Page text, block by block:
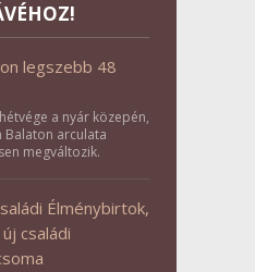
legszebb 48
a nyár közepén,
Balaton arculata
megváltozik.
Élménybirtok,
családi